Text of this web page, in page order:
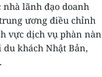
lãnh đạo doanh
ương điều chỉnh
vực dịch vụ phàn nàn
khách Nhật Bản,